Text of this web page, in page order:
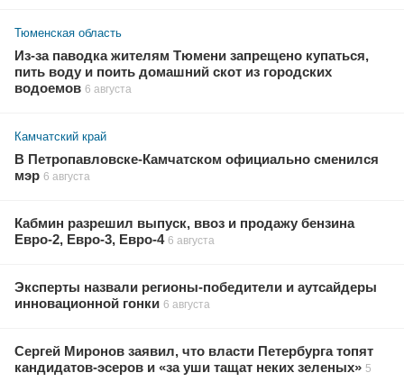
Тюменская область
Из-за паводка жителям Тюмени запрещено купаться,
пить воду и поить домашний скот из городских
водоемов 6 августа
Камчатский край
В Петропавловске-Камчатском официально сменился
мэр 6 августа
Кабмин разрешил выпуск, ввоз и продажу бензина
Евро-2, Евро-3, Евро-4 6 августа
Эксперты назвали регионы-победители и аутсайдеры
инновационной гонки 6 августа
Сергей Миронов заявил, что власти Петербурга топят
кандидатов-эсеров и «за уши тащат неких зеленых» 5